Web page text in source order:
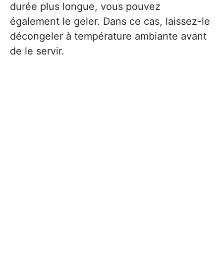
durée plus longue, vous pouvez
également le geler. Dans ce cas, laissez-le
décongeler à température ambiante avant
de le servir.